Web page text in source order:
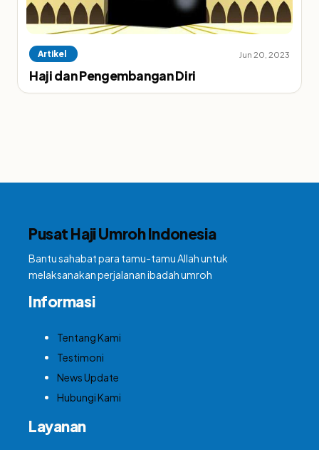
Artikel Jun 20, 2023
Haji dan Pengembangan Diri
Pusat Haji Umroh Indonesia
Bantu sahabat para tamu-tamu Allah untuk
melaksanakan perjalanan ibadah umroh
Informasi
Tentang Kami
Testimoni
News Update
Hubungi Kami
Layanan